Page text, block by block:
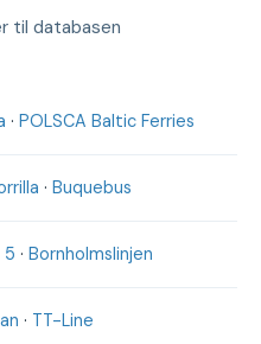
til databasen
· POLSCA Baltic Ferries
· Buquebus
5 · Bornholmslinjen
· TT-Line